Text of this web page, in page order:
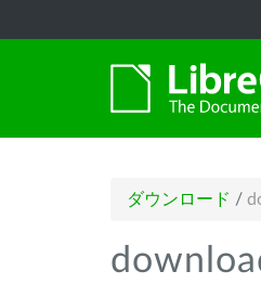
ダウンロード /